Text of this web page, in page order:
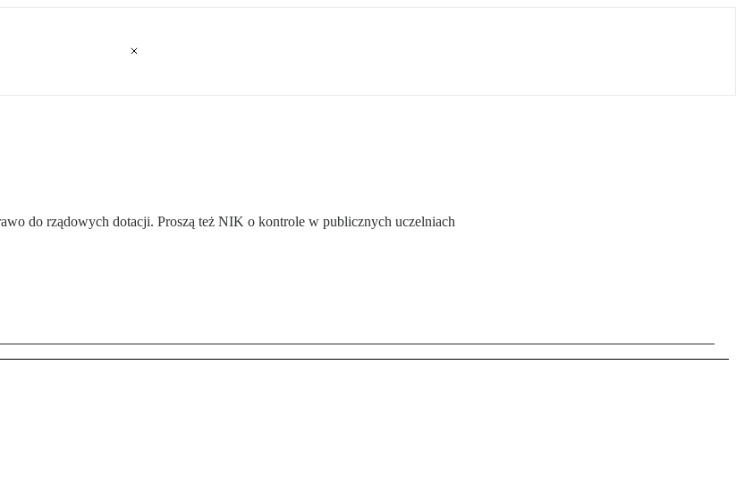
do rządowych dotacji. Proszą też NIK o kontrole w publicznych uczelniach